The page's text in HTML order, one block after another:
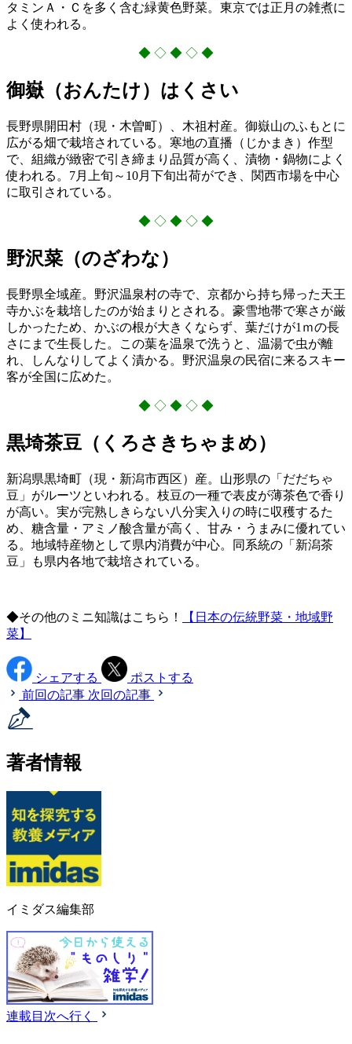
タミンＡ・Ｃを多く含む緑黄色野菜。東京では正月の雑煮に
よく使われる。
◆ ◇ ◆ ◇ ◆
御嶽（おんたけ）はくさい
長野県開田村（現・木曽町）、木祖村産。御嶽山のふもとに
広がる畑で栽培されている。寒地の直播（じかまき）作型
で、組織が緻密で引き締まり品質が高く、漬物・鍋物によく
使われる。7月上旬～10月下旬出荷ができ、関西市場を中心
に取引されている。
◆ ◇ ◆ ◇ ◆
野沢菜（のざわな）
長野県全域産。野沢温泉村の寺で、京都から持ち帰った天王
寺かぶを栽培したのが始まりとされる。豪雪地帯で寒さが厳
しかったため、かぶの根が大きくならず、葉だけが1ｍの長
さにまで生長した。この葉を温泉で洗うと、温湯で虫が離
れ、しんなりしてよく漬かる。野沢温泉の民宿に来るスキー
客が全国に広めた。
◆ ◇ ◆ ◇ ◆
黒埼茶豆（くろさきちゃまめ）
新潟県黒埼町（現・新潟市西区）産。山形県の「だだちゃ
豆」がルーツといわれる。枝豆の一種で表皮が薄茶色で香り
が高い。実が完熟しきらない八分実入りの時に収穫するた
め、糖含量・アミノ酸含量が高く、甘み・うまみに優れてい
る。地域特産物として県内消費が中心。同系統の「新潟茶
豆」も県内各地で栽培されている。
◆その他のミニ知識はこちら！
【日本の伝統野菜・地域野
菜】
シェアする
ポストする
前回の記事 次回の記事
著者情報
イミダス編集部
連載目次へ行く